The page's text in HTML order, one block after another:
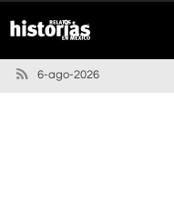
6-ago-2026